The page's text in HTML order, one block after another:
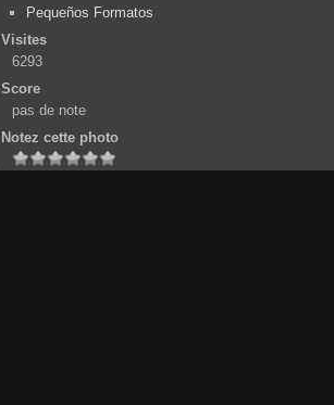
Pequeños Formatos
Visites
6293
Score
pas de note
Notez cette photo